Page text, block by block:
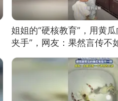
姐姐的“硬核教育”，用黄
夹手”，网友：果然言传不